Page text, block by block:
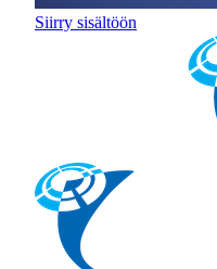
Siirry sisältöön